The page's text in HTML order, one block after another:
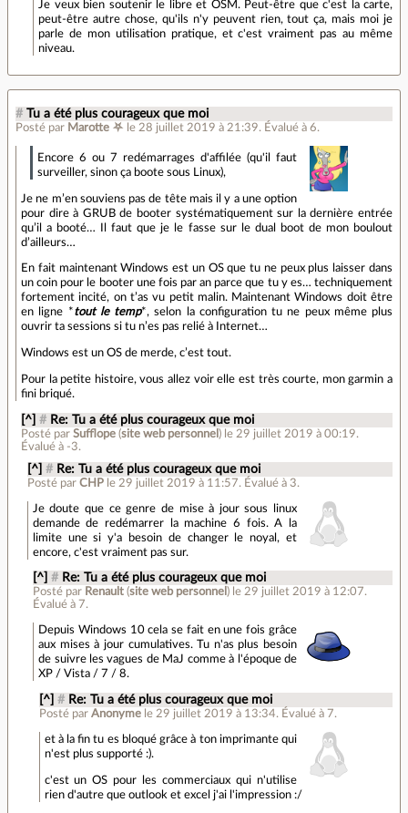
Je veux bien soutenir le libre et OSM. Peut-être que c'est la carte,
peut-être autre chose, qu'ils n'y peuvent rien, tout ça, mais moi je
parle de mon utilisation pratique, et c'est vraiment pas au même
niveau.
# Tu a été plus courageux que moi
Posté par Marotte ⛧ le 28 juillet 2019 à 21:39. Évalué à 6.
Encore 6 ou 7 redémarrages d'affilée (qu'il faut
surveiller, sinon ça boote sous Linux),
Je ne m’en souviens pas de tête mais il y a une option
pour dire à GRUB de booter systématiquement sur la dernière entrée
qu’il a booté… Il faut que je le fasse sur le dual boot de mon boulout
d’ailleurs…
En fait maintenant Windows est un OS que tu ne peux plus laisser dans
un coin pour le booter une fois par an parce que tu y es… techniquement
fortement incité, on t’as vu petit malin. Maintenant Windows doit être
en ligne *tout le temp*, selon la configuration tu ne peux même plus
ouvrir ta sessions si tu n’es pas relié à Internet…
Windows est un OS de merde, c’est tout.
Pour la petite histoire, vous allez voir elle est très courte, mon garmin a
fini briqué.
[^] # Re: Tu a été plus courageux que moi
Posté parSufflope (site web personnel ) le 29 juillet 2019 à 00:19.
Évalué à -3.
[^] # Re: Tu a été plus courageux que moi
Posté par CHP le 29 juillet 2019 à 11:57. Évalué à 3.
Je doute que ce genre de mise à jour sous linux
demande de redémarrer la machine 6 fois. A la
limite une si y'a besoin de changer le noyal, et
encore, c'est vraiment pas sur.
[^] # Re: Tu a été plus courageux que moi
Posté par Renault (site web personnel ) le 29 juillet 2019 à 12:07.
Évalué à 7.
Depuis Windows 10 cela se fait en une fois grâce
aux mises à jour cumulatives. Tu n'as plus besoin
de suivre les vagues de MaJ comme à l'époque de
XP / Vista / 7 / 8.
[^] # Re: Tu a été plus courageux que moi
Posté par Anonyme le 29 juillet 2019 à 13:34. Évalué à 7.
et à la fin tu es bloqué grâce à ton imprimante qui
n'est plus supporté :).
c'est un OS pour les commerciaux qui n'utilise
rien d'autre que outlook et excel j'ai l'impression :/